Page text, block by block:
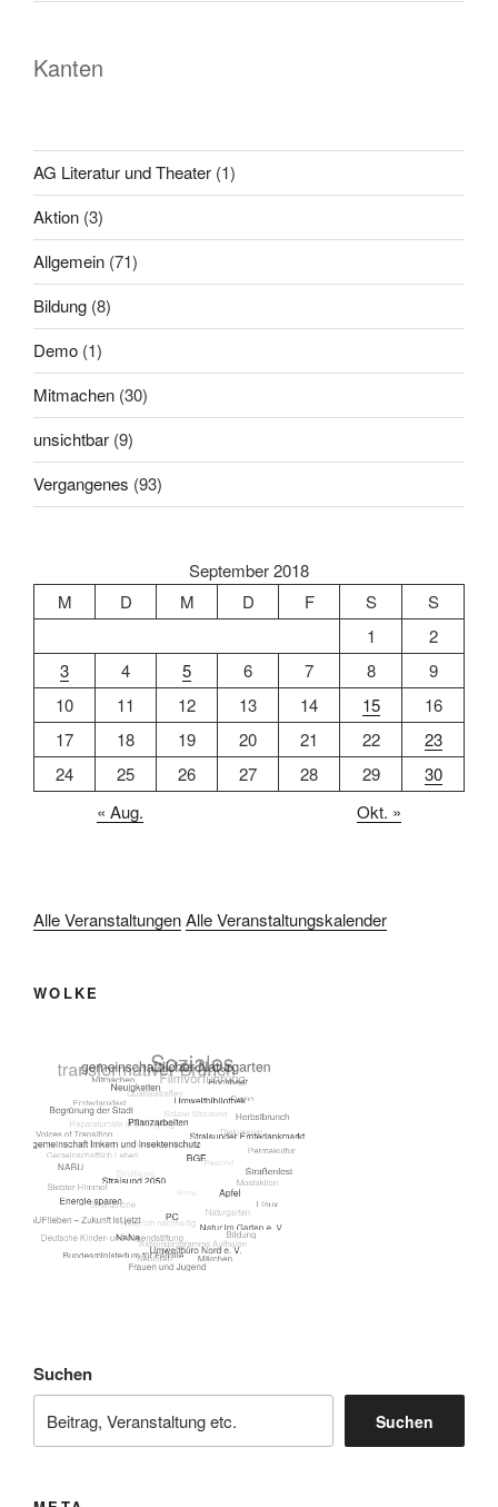
Kanten
AG Literatur und Theater (1)
Aktion (3)
Allgemein (71)
Bildung (8)
Demo (1)
Mitmachen (30)
unsichtbar (9)
Vergangenes (93)
September 2018
M
D M D F S
S
1
2
3
4 5 6 7 8
9
10
11 12 13 14 15
16
17
18 19 20 21 22
23
24
25 26 27 28 29
30
« Aug.
Okt. »
Alle VeranstaltungenAlle Veranstaltungskalender
WOLKE
Suchen
Suchen